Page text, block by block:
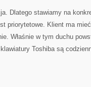
Dlatego stawiamy na
priorytetowe. Klient ma
Właśnie w tym duchu
Toshiba są